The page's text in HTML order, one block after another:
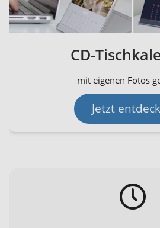
CD-
mit eigenen Fotos
Jetzt